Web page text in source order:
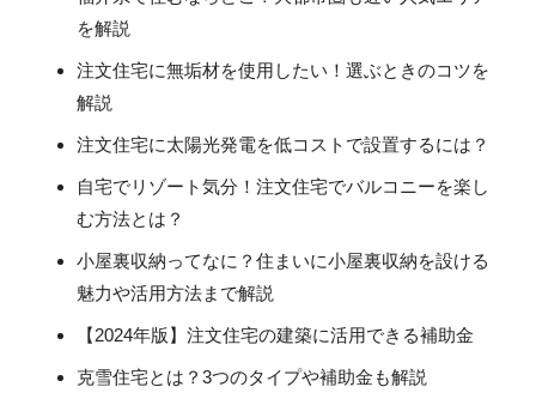
を解説
注文住宅に無垢材を使用したい！選ぶときのコツを
解説
注文住宅に太陽光発電を低コストで設置するには？
自宅でリゾート気分！注文住宅でバルコニーを楽し
む方法とは？
小屋裏収納ってなに？住まいに小屋裏収納を設ける
魅力や活用方法まで解説
【2024年版】注文住宅の建築に活用できる補助金
克雪住宅とは？3つのタイプや補助金も解説